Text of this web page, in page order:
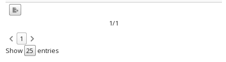
Journal
1/1
1
Show
entries